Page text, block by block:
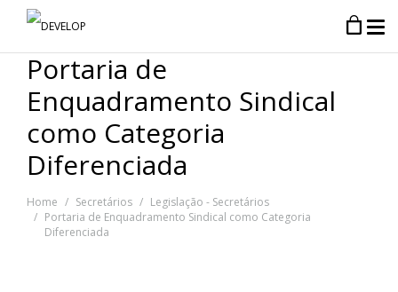
Portaria de
Enquadramento Sindical
como Categoria
Diferenciada
Home Secretários
Legislação - Secretários
Portaria de Enquadramento Sindical como Categoria
Diferenciada